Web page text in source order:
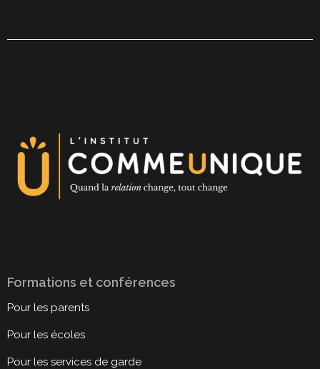
Formations et conférences
Pour les parents
Pour les écoles
Pour les services de garde